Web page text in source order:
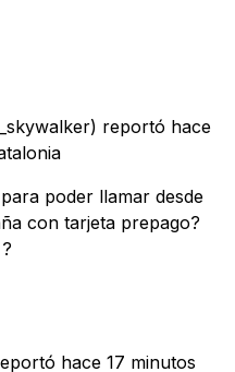
reportó hace
poder llamar desde
con tarjeta prepago?
hace 17 minutos